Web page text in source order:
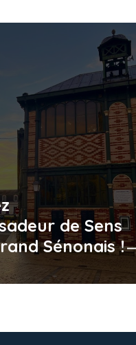
de Sens
Sénonais !